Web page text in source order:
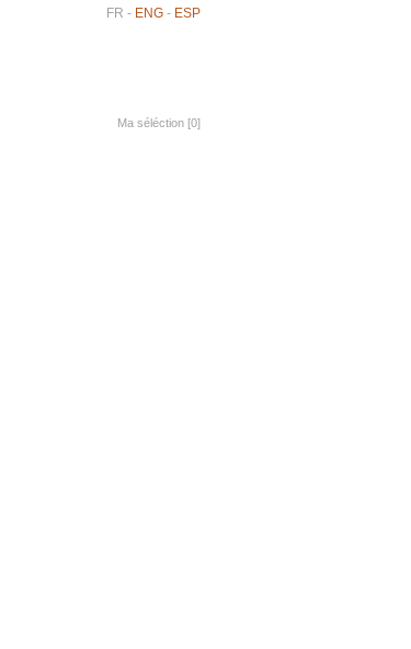
FR - ENG - ESP
Ma séléction [0]